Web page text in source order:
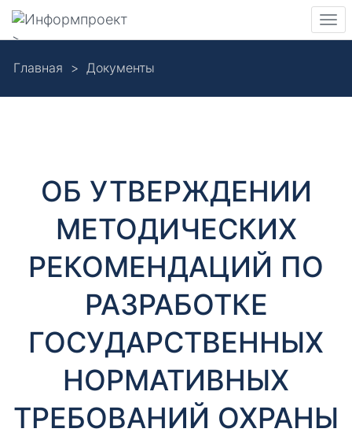
main
Навигация
>
Главная Документы
Д
м
ы
ОБ УТВЕРЖДЕНИИ
МЕТОДИЧЕСКИХ
РЕКОМЕНДАЦИЙ ПО
РАЗРАБОТКЕ
ГОСУДАРСТВЕННЫХ
НОРМАТИВНЫХ
ТРЕБОВАНИЙ ОХРАНЫ